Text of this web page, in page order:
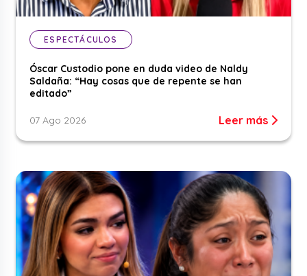
ESPECTÁCULOS
Óscar Custodio pone en duda video de Naldy
Saldaña: “Hay cosas que de repente se han
editado”
07 Ago 2026 Leer más